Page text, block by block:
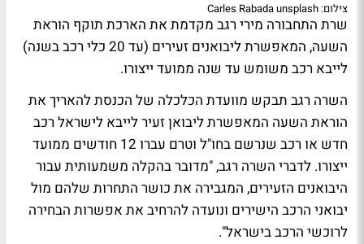
צילום: Carles Rabada unsplash
שרת התחבורה מירי רגב מקדמת את הארכת תוקף הוראת
השעה, המאפשרת ליבואנים זעירים (עד 20 כלי רכב בשנה)
לייבא רכב משומש עד שנה ממועד ייצורו.
השרה רגב תבקש מוועדת הכלכלה של הכנסת להאריך את
הוראת השעה המאפשרת ליבואן זעיר לייבא לישראל רכב
חדש או רכב שנרשם בחו"ל וטרם עברו 12 חודשים ממועד
ייצורו. לדברי השרה רגב, "מדובר בהקלה משמעותית עבור
היבואנים הזעירים, המגבירה את כושר התחרות שלהם מול
יבואני הרכב הישירים ונועדה להרחיב את אפשרות הבחירה
לרוכשי הרכב בישראל".